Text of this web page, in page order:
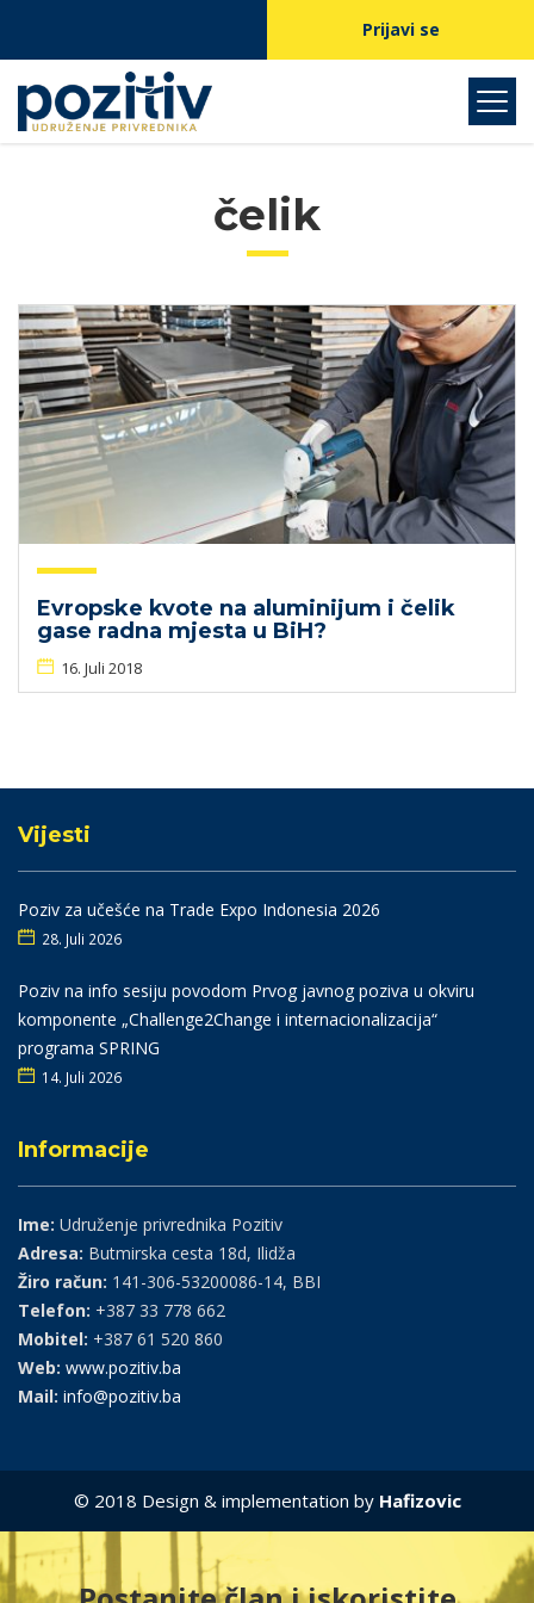
Prijavi se
čelik
Evropske kvote na aluminijum i čelik
gase radna mjesta u BiH?
16. Juli 2018
Vijesti
Poziv za učešće na Trade Expo Indonesia 2026
28. Juli 2026
Poziv na info sesiju povodom Prvog javnog poziva u okviru
komponente „Challenge2Change i internacionalizacija“
programa SPRING
14. Juli 2026
Informacije
Ime: Udruženje privrednika Pozitiv
Adresa: Butmirska cesta 18d, Ilidža
Žiro račun: 141-306-53200086-14, BBI
Telefon: +387 33 778 662
Mobitel: +387 61 520 860
Web: www.pozitiv.ba
Mail: info@pozitiv.ba
© 2018 Design & implementation by Hafizovic